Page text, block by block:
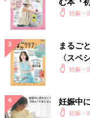
妊娠・
まるご
〈スペ
妊娠・
妊娠中
妊娠・